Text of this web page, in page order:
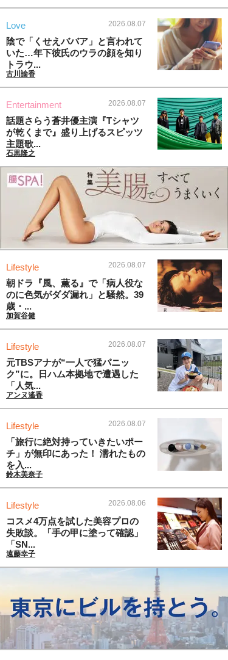
Love 2026.08.07
陰で「くせえババア」と言われて
いた…年下彼氏のウラの顔を知り
トラウ...
古川諭香
Entertainment 2026.08.07
話題さらう蒼井優主演『Tシャツ
が乾くまで』盛り上げるスピッツ
主題歌...
石黒隆之
Lifestyle 2026.08.07
朝ドラ『風、薫る』で「病人役な
のに色気がダダ漏れ」と騒然。39
歳・...
加賀谷健
Lifestyle 2026.08.07
元TBSアナが“一人で猛パニッ
ク”に。日ハム本拠地で遭遇した
「人気...
アンヌ遙香
Lifestyle 2026.08.07
「旅行に絶対持っていきたいポー
チ」が無印にあった！ 濡れたもの
を入...
鈴木美奈子
Lifestyle 2026.08.06
コスメ4万点を試した美容プロの
失敗談。「手の甲に塗って確認」
「SN...
遠藤幸子